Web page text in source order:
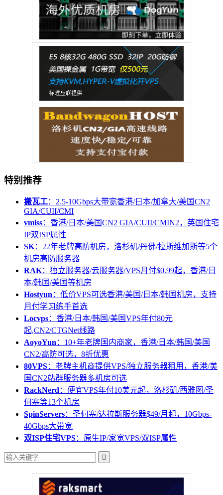
特别推荐
搬瓦工：2.5-10Gbps大带宽香港/日本/加拿大/美国CN2
GIA/CUII/CMI
vmiss：香港/日本/美国CN2 GIA/CUII/CMIN2，英国住宅
IP双ISP属性
SK：22年老牌高防机房，洛杉矶/丹佛/拉斯维加斯等5个
机房高防服务器
RAK：独立服务器/云服务器/VPS月付$0.99起，香港/日
本/韩国/美国等机房
Hostyun ：低价VPS可选香港/美国/日本/韩国机房，支持
月付学习练手首选
Locvps：香港/日本/韩国/美国VPS年付80元
起,CN2/CTGNet线路
AoyoYun ：10+年老牌国内商家，香港/日本/韩国/美国
CN2/高防可选，8折优惠
80VPS：老牌主机商提供VPS/独立服务器租用，香港/美
国CN2站群服务器多机房可选
RackNerd ：便宜VPS年付10美元起，洛杉矶/西雅图/圣
何塞等13个机房
SpinServers：圣何塞/达拉斯服务器$49/月起，10Gbps-
40Gbps大带宽
双ISP住宅VPS：原生IP/家宽VPS/双ISP属性
